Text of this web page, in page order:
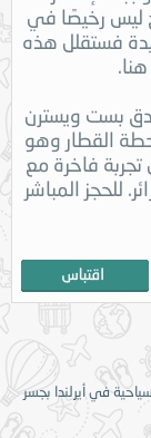
ليس رخيصًا في
فستقلل هذه
بست ويسترن
القطار وهو
تجربة فاخرة مع
للحجز المباشر
في أيرلندا بجسر